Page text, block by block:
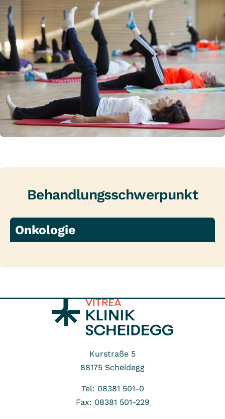
Behandlungsschwerpunkt
Onkologie
Kurstraße 5
88175 Scheidegg
Tel: 08381 501-0
Fax: 08381 501-229